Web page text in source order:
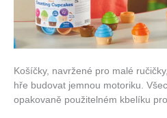
Košíčky, navržené pro malé
hře budovat jemnou motoriku.
opakovaně použitelném kbelíku